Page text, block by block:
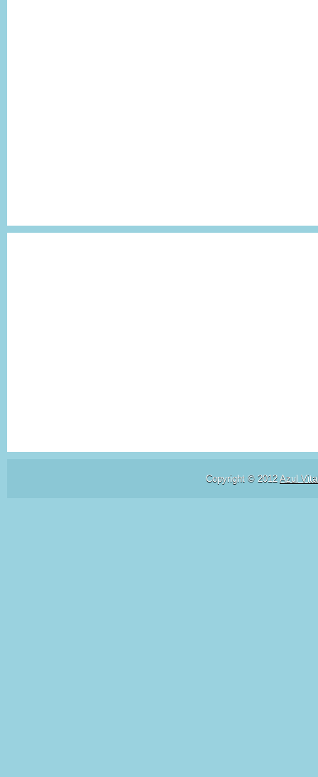
Copyright © 2012 Azul